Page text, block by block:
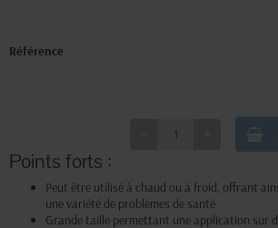
Référence
Points forts :
Peut être utilisé à chaud ou à froid, offrant
une variété de problèmes de santé
Grande taille permettant une application sur